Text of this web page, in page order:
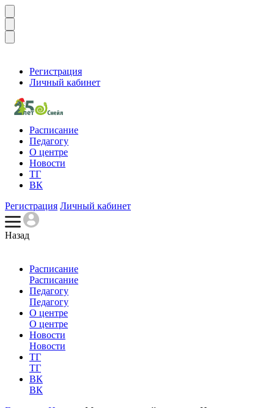
Регистрация
Личный кабинет
Расписание
Педагогу
О центре
Новости
ТГ
ВК
Регистрация Личный кабинет
Назад
Расписание
Расписание
Педагогу
Педагогу
О центре
О центре
Новости
Новости
ТГ
ТГ
ВК
ВК